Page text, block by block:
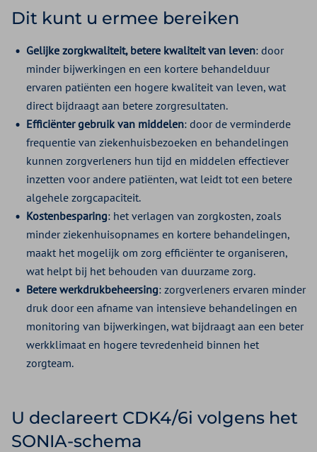
Dit kunt u ermee bereiken
Gelijke zorgkwaliteit, betere kwaliteit van leven: door
minder bijwerkingen en een kortere behandelduur
ervaren patiënten een hogere kwaliteit van leven, wat
direct bijdraagt aan betere zorgresultaten.
Efficiënter gebruik van middelen: door de verminderde
frequentie van ziekenhuisbezoeken en behandelingen
kunnen zorgverleners hun tijd en middelen effectiever
inzetten voor andere patiënten, wat leidt tot een betere
algehele zorgcapaciteit.
Kostenbesparing: het verlagen van zorgkosten, zoals
minder ziekenhuisopnames en kortere behandelingen,
maakt het mogelijk om zorg efficiënter te organiseren,
wat helpt bij het behouden van duurzame zorg.
Betere werkdrukbeheersing: zorgverleners ervaren minder
druk door een afname van intensieve behandelingen en
monitoring van bijwerkingen, wat bijdraagt aan een beter
werkklimaat en hogere tevredenheid binnen het
zorgteam.
U declareert CDK4/6i volgens het
SONIA-schema